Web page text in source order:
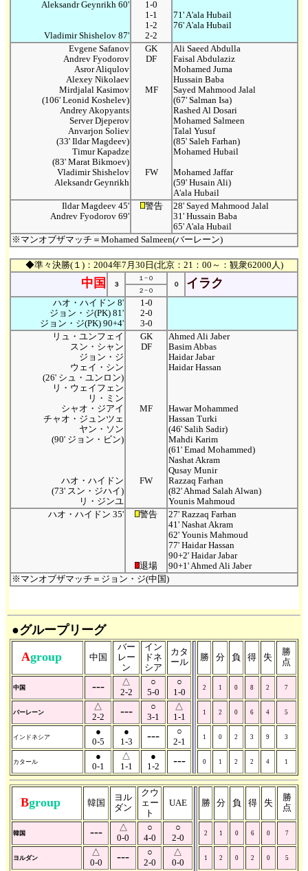
Aleksandr Geynrikh 60'
Vladimir Shishelov 87'
1-0
1-1
1-2
2-2
71' A'ala Hubail
76' A'ala Hubail
Evgene Safanov
Andrev Fyodorov
Asror Aliqulov
Alexey Nikolaev
Mirdjalal Kasimov
(106' Leonid Koshelev)
Andrey Akopyants
Server Djeperov
Anvarjon Soliev
(33' Ildar Magdeev)
Timur Kapadze
(83' Marat Bikmoev)
Vladimir Shishelov
Aleksandr Geynrikh
GK
DF
MF
FW
Ali Saeed Abdulla
Faisal Abdulaziz
Mohamed Juma
Hussain Baba
Sayed Mahmood Jalal
(67' Salman Isa)
Rashed Al Dosari
Mohamed Salmeen
Talal Yusuf
(85' Saleh Farhan)
Mohamed Hubail
Mohamed Jaffar
(59' Husain Ali)
A'ala Hubail
Ildar Magdeev 45'
Andrev Fyodorov 69'
警告
28' Sayed Mahmood Jalal
31' Hussain Baba
65' A'ala Hubail
※マンオブザマッチ＝Mohamed Salmeen(バーレーン)
◆準々決勝(１)：2004年7月30日(北京：21：00～：観衆62000人)
中国 ３
１−０
０
イラク
２−０
ハオ・ハイドン 8'
ジョン・ジ(PK) 81'
ジョン・ジ(PK) 90+4'
1-0
2-0
3-0
リュ・ユンフェイ
スン・シャン
ジョン・ジ
ウェイ・シン
(26' シュ・ユンロン)
リ・ウェイフェン
リ・ミン
シャオ・ジアイ
チャオ・ジュンツェ
ヤン・ソン
(90' ジョン・ビン)
ハオ・ハイドン
(73' スン・ジハイ)
リ・ジンユ
GK
DF
MF
FW
Ahmed Ali Jaber
Basim Abbas
Haidar Jabar
Haidar Hassan
Hawar Mohammed
Hassan Turki
(46' Salih Sadir)
Mahdi Karim
(61' Emad Mohammed)
Nashat Akram
Qusay Munir
Razzaq Farhan
(82' Ahmad Salah Alwan)
Younis Mahmoud
ハオ・ハイドン 35'
警告
退場
27' Razzaq Farhan
41' Nashat Akram
62' Younis Mahmoud
77' Haidar Hassan
90+2' Haidar Jabar
90+1' Ahmed Ali Jaber
※マンオブザマッチ＝ジョン・ジ(中国)
●グループリーグ
Agroup 中国
バー
レー
ン
イン
ドネ
シア
カタ
ール
勝 分 負 得 失
勝
点
中国 ---
△
2-2
○
5-0
○
1-0
2 1 0 8 2 7
バーレーン
△
2-2
---
○
3-1
△
1-1
1 2 0 6 4 5
インドネシア
●
0-5
●
1-3
---
○
2-1
1 0 2 3 9 3
カタール
●
0-1
△
1-1
●
1-2
--- 0 1 2 2 4 1
Bgroup 韓国
ヨル
ダン
クウ
ェー
ト
UAE 勝 分 負 得 失
勝
点
韓国 ---
△
0-0
○
4-0
○
2-0
2 1 0 6 0 7
ヨルダン
△
0-0
---
○
2-0
△
0-0
1 2 0 2 0 5